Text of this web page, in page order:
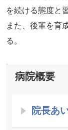
を続ける態度と
また、後輩を育
る。
病院概要
院長あ